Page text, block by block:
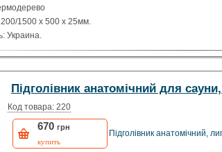
1500 х 500 х 25мм.
Украина.
Підголівник анатомічний для
Код товара: 220
670 грн
купить
Підголівник анатомічний,